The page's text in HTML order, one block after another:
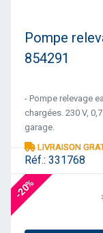
Réf.: 331768
Pompe
854291
- Pompe relevage
chargées. 230 V,
garage.
LIVRAISON
-20%